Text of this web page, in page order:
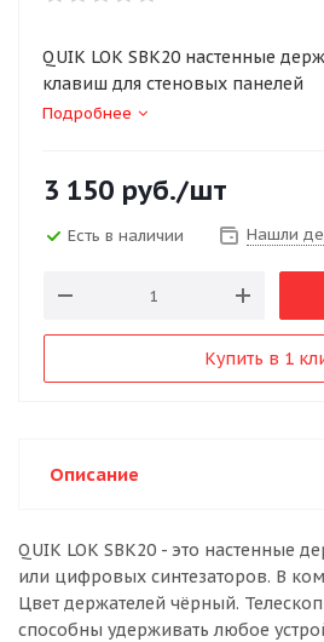
QUIK LOK SBK20 настенные
клавиш для стеновых панелей
Подробнее
3 150 руб./шт
Есть в наличии Нашли
Купить в 1
Описание
QUIK LOK SBK20 - это настенные
или цифровых синтезаторов. В
Цвет держателей чёрный.
способны удерживать любое